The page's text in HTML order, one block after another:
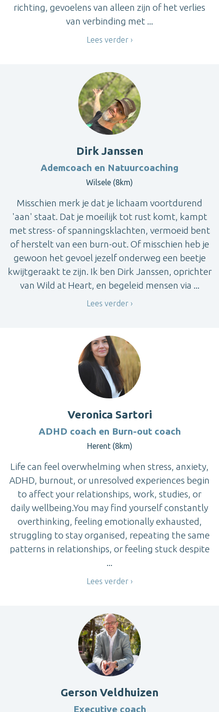
richting, gevoelens van alleen zijn of het verlies
van verbinding met ...
Lees verder
Dirk Janssen
Ademcoach en Natuurcoaching
Wilsele (8km)
Misschien merk je dat je lichaam voortdurend
'aan' staat. Dat je moeilijk tot rust komt, kampt
met stress- of spanningsklachten, vermoeid bent
of herstelt van een burn-out. Of misschien heb je
gewoon het gevoel jezelf onderweg een beetje
kwijtgeraakt te zijn. Ik ben Dirk Janssen, oprichter
van Wild at Heart, en begeleid mensen via ...
Lees verder
Veronica Sartori
ADHD coach en Burn-out coach
Herent (8km)
Life can feel overwhelming when stress, anxiety,
ADHD, burnout, or unresolved experiences begin
to affect your relationships, work, studies, or
daily wellbeing.You may find yourself constantly
overthinking, feeling emotionally exhausted,
struggling to stay organised, repeating the same
patterns in relationships, or feeling stuck despite
...
Lees verder
Gerson Veldhuizen
Executive coach